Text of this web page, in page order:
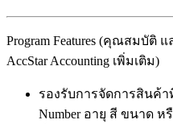
Program Features (คุณสมบัติ
AccStar Accounting เพิ่มเติม)
รองรับการจัดการสินค้า
Number อายุ สี ขนาด